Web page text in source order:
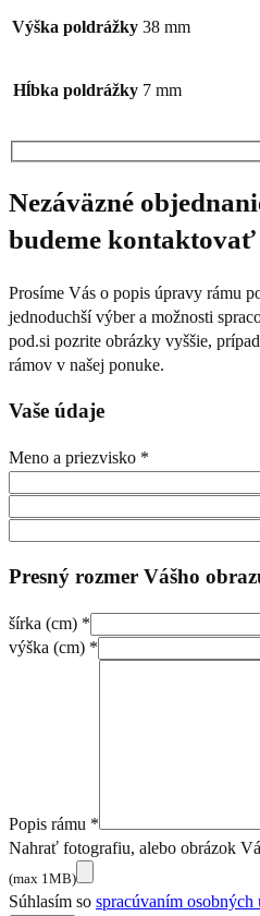
Výška poldrážky 38 mm
Hĺbka poldrážky 7 mm
Nezáväzné
budeme kontaktovať
Prosíme Vás o popis úpravy rámu
jednoduchší výber a možnosti
pod.si pozrite obrázky vyššie,
rámov v našej ponuke.
Vaše údaje
Meno a priezvisko *
Presný rozmer Vášho
šírka (cm) *
výška (cm) *
Popis rámu *
Nahrať fotografiu, alebo obrázok
(max 1MB)
Súhlasím so spracúvaním osobných